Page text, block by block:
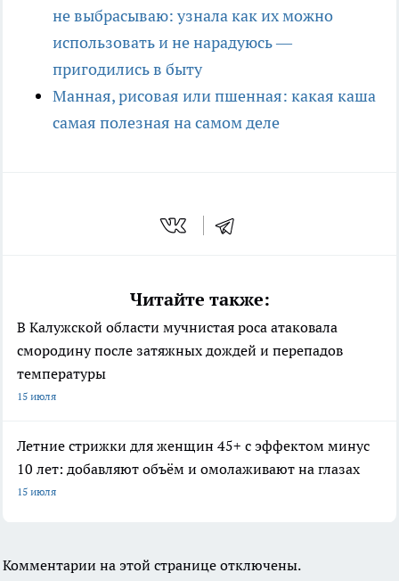
не выбрасываю: узнала как их можно
использовать и не нарадуюсь —
пригодились в быту
Манная, рисовая или пшенная: какая каша
самая полезная на самом деле
Читайте также:
В Калужской области мучнистая роса атаковала
смородину после затяжных дождей и перепадов
температуры
15 июля
Летние стрижки для женщин 45+ с эффектом минус
10 лет: добавляют объём и омолаживают на глазах
15 июля
Комментарии на этой странице отключены.